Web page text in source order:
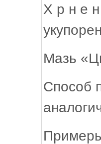
Х р н е
Мазь
Способ